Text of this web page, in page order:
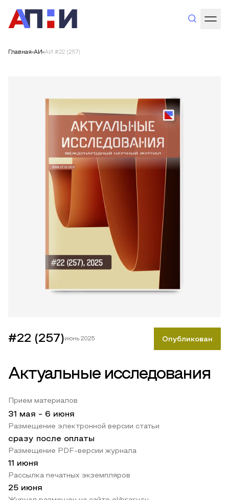
Главная АИ АИ #22 (257)
#22 (257) июнь 2025 Опубликован
Актуальные исследования
Прием материалов
31 мая - 6 июня
Размещение электронной версии статьи
сразу после оплаты
Размещение PDF-версии журнала
11 июня
Рассылка печатных экземпляров
25 июня